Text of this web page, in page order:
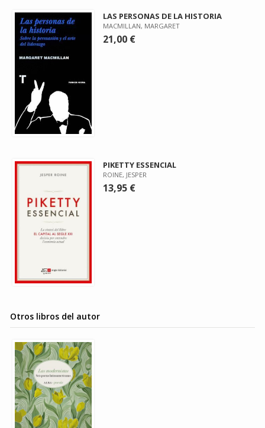
LAS PERSONAS DE LA HISTORIA
MACMILLAN, MARGARET
21,00 €
PIKETTY ESSENCIAL
ROINE, JESPER
13,95 €
Otros libros del autor